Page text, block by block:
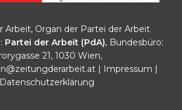
Arbeit, Organ der Partei der Arbeit
Partei der Arbeit (PdA), Bundesbüro:
21, 1030 Wien,
| Impressum
Datenschutzerklärung